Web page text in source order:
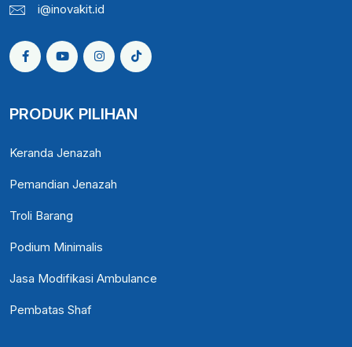
i@inovakit.id
PRODUK PILIHAN
Keranda Jenazah
Pemandian Jenazah
Troli Barang
Podium Minimalis
Jasa Modifikasi Ambulance
Pembatas Shaf